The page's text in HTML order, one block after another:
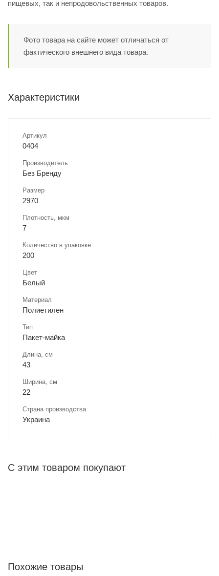
пищевых, так и непродовольственных товаров.
Фото товара на сайте может отличаться от
фактического внешнего вида товара.
Характеристики
Артикул
0404
Производитель
Без Бренду
Размер
2970
Плотность, мкм
7
Количество в упаковке
200
Цвет
Белый
Материал
Полиетилен
Тип
Пакет-майка
Длина, cм
43
Ширина, cм
22
Страна производства
Украина
С этим товаром покупают
Похожие товары